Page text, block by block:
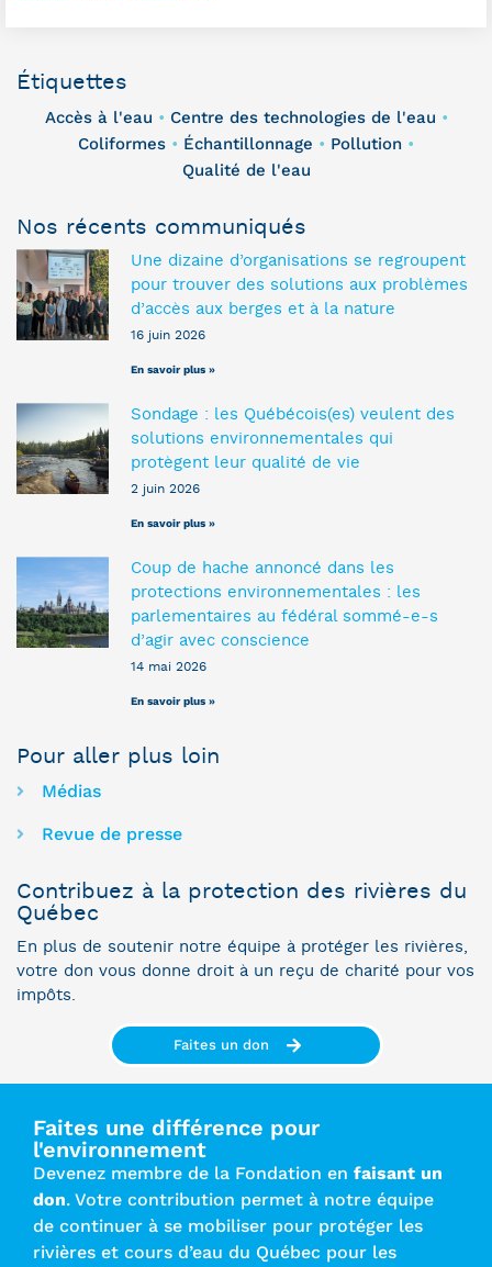
Étiquettes
Accès à l'eau • Centre des technologies de l'eau •
Coliformes • Échantillonnage • Pollution •
Qualité de l'eau
Nos récents communiqués
Une dizaine d’organisations se regroupent
pour trouver des solutions aux problèmes
d’accès aux berges et à la nature
16 juin 2026
En savoir plus »
Sondage : les Québécois(es) veulent des
solutions environnementales qui
protègent leur qualité de vie
2 juin 2026
En savoir plus »
Coup de hache annoncé dans les
protections environnementales : les
parlementaires au fédéral sommé-e-s
d’agir avec conscience
14 mai 2026
En savoir plus »
Pour aller plus loin
Médias
Revue de presse
Contribuez à la protection des rivières du
Québec
En plus de soutenir notre équipe à protéger les rivières,
votre don vous donne droit à un reçu de charité pour vos
impôts.
Faites un don
Faites une différence pour
l'environnement
Devenez membre de la Fondation en faisant un
don. Votre contribution permet à notre équipe
de continuer à se mobiliser pour protéger les
rivières et cours d’eau du Québec pour les